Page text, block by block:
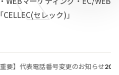
セレック)」
表電話番号変更のお知らせ